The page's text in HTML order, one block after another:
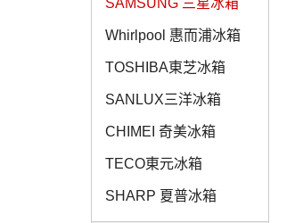
SAMSUNG 三星冰箱
Whirlpool 惠而浦冰箱
TOSHIBA東芝冰箱
SANLUX三洋冰箱
CHIMEI 奇美冰箱
TECO東元冰箱
SHARP 夏普冰箱